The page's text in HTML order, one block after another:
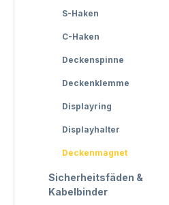
S-Haken
C-Haken
Deckenspinne
Deckenklemme
Displayring
Displayhalter
Deckenmagnet
Sicherheitsfäden &
Kabelbinder